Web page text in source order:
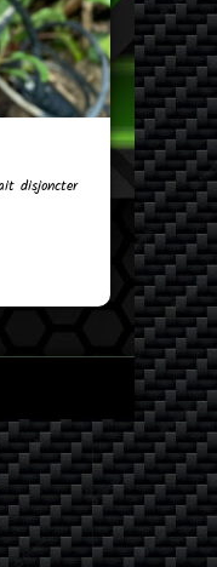
disjoncter